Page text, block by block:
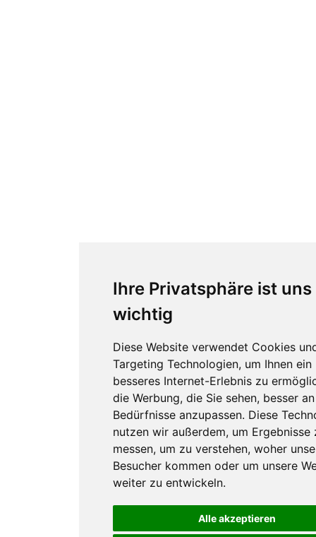
Ihre Privatsphäre ist uns
wichtig
Diese Website verwendet Cookies
Targeting Technologien, um Ihnen ein
besseres Internet-Erlebnis zu
die Werbung, die Sie sehen, besser
Bedürfnisse anzupassen. Diese
nutzen wir außerdem, um Ergebnisse
messen, um zu verstehen, woher
Besucher kommen oder um unsere
weiter zu entwickeln.
Alle akzeptieren